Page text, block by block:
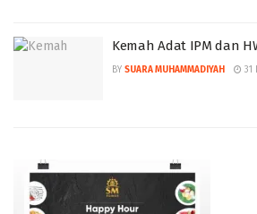
Kemah Adat IPM dan
BY SUARA MUHAMMADIYAH 31